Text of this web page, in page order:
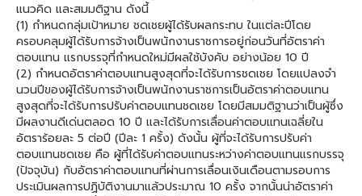
แนวคิด และสมมติฐาน ดังนี้
(1) กําหนดกลุ่มเป้าหมาย ชดเชยผู้ได้รับผลกระทบ ในแต่ละปีโดย
ครอบคลุมผู้ได้รับการจ้างเป็นพนักงานราชการอยู่ก่อนวันที่อัตราค่า
ตอบแทน แรกบรรจุที่กำหนดใหม่มีผลใช้บังคับ อย่างน้อย 10 ปี
(2) กําหนดอัตราค่าตอบแทนสูงสุดที่จะได้รับการชดเชย โดยแปลงจํา
นวนปีของผู้ได้รับการจ้างเป็นพนักงานราชการเป็นอัตราค่าตอบแทน
สูงสุดที่จะได้รับการปรับค่าตอบแทนชดเชย โดยมีสมมติฐานว่าเป็นผู้ซึ่ง
มีผลงานดีเด่นตลอด 10 ปี และได้รับการเลื่อนค่าตอบแทนเฉลี่ยใน
อัตราร้อยละ 5 ต่อปี (ปีละ 1 ครั้ง) ดังนั้น ผู้ที่จะได้รับการปรับค่า
ตอบแทนชดเชย คือ ผู้ที่ได้รับค่าตอบแทนระหว่างค่าตอบแทนแรกบรรจุ
(ปัจจุบัน) กับอัตราค่าตอบแทนที่ผ่านการเลื่อนเงินเดือนตามรอบการ
ประเมินผลการปฏิบัติงานมาแล้วประมาณ 10 ครั้ง จากนั้นน่าอัตราค่า